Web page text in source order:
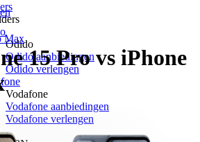
Odido
Odido aanbiedingen
Odido verlengen
Vodafone
Vodafone aanbiedingen
Vodafone verlengen
Max
15 Pro vs iPhone